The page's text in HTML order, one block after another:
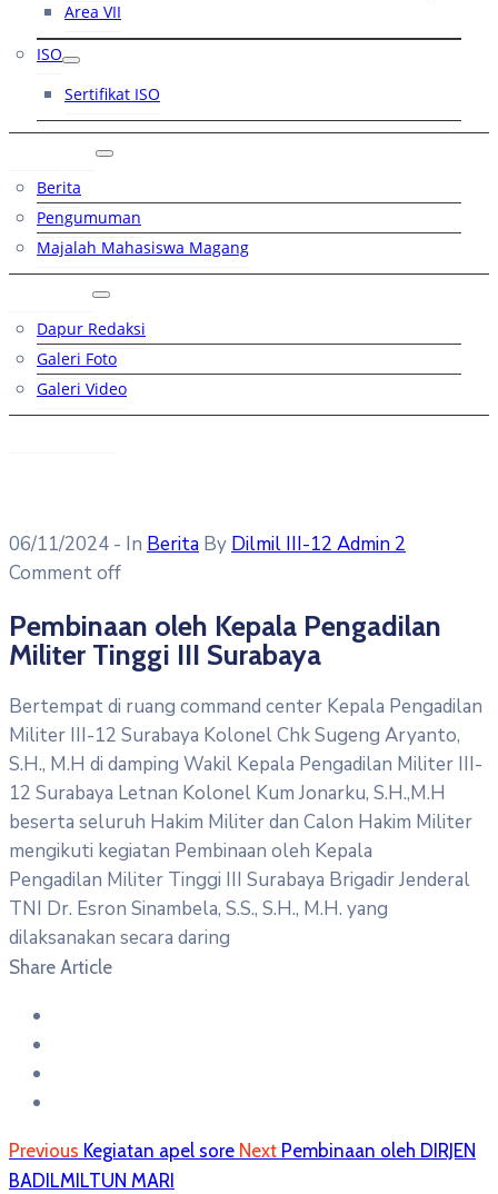
Area VII
ISO
Sertifikat ISO
Berita
Pengumuman
Majalah Mahasiswa Magang
Dapur Redaksi
Galeri Foto
Galeri Video
06/11/2024 - In Berita By Dilmil III-12 Admin 2
Comment off
Pembinaan oleh Kepala Pengadilan
Militer Tinggi III Surabaya
Bertempat di ruang command center Kepala Pengadilan
Militer III-12 Surabaya Kolonel Chk Sugeng Aryanto,
S.H., M.H di damping Wakil Kepala Pengadilan Militer III-
12 Surabaya Letnan Kolonel Kum Jonarku, S.H.,M.H
beserta seluruh Hakim Militer dan Calon Hakim Militer
mengikuti kegiatan Pembinaan oleh Kepala
Pengadilan Militer Tinggi III Surabaya Brigadir Jenderal
TNI Dr. Esron Sinambela, S.S., S.H., M.H. yang
dilaksanakan secara daring
Share Article
Previous Kegiatan apel sore Next Pembinaan oleh DIRJEN
BADILMILTUN MARI